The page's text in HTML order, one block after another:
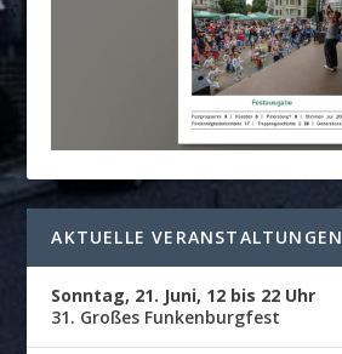
AKTUELLE VERANSTALTUNGEN
Sonntag, 21. Juni, 12 bis 22 Uhr
31. Großes Funkenburgfest